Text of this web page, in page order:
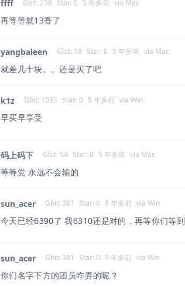
ffff Gbit: 258 Star: 0 5 年多前 via Mac
再等等就13香了
yangbaleen Gbit: 18 Star: 0 5 年多前 via Mac
就差几十块。。还是买了吧
k1z Gbit: 1053 Star: 0 5 年多前 via Win
早买早享受
码上码下 Gbit: 54 Star: 0 5 年多前 via Mac
等等党 永远不会输的
sun_acer Gbit: 381 Star: 0 5 年多前 via Win
今天已经6390了 我6310还是对的，再等你们等
sun_acer Gbit: 381 Star: 0 5 年多前 via Win
你们名字下方的团员咋弄的呢？